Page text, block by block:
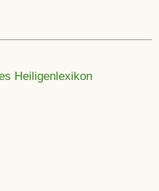
Heiligenlexikon